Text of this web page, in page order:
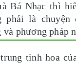
Bá Nhạc thì
phải là chuyện
và phương pháp
tinh hoa